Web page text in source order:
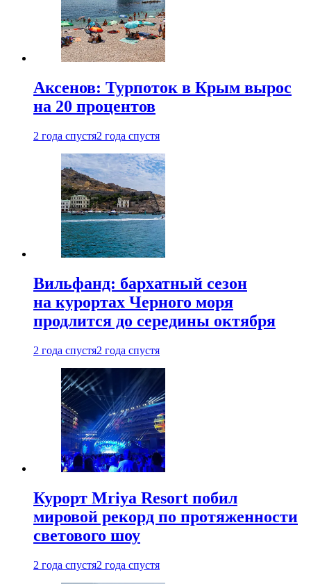
Аксенов: Турпоток в Крым вырос
на 20 процентов
2 года спустя2 года спустя
Вильфанд: бархатный сезон
на курортах Черного моря
продлится до середины октября
2 года спустя2 года спустя
Курорт Mriya Resort побил
мировой рекорд по протяженности
светового шоу
2 года спустя2 года спустя